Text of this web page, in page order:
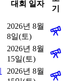
대회 일자
기
2026년 8월
8일(토)
2026년 8월
15일(토)
2026년 8월